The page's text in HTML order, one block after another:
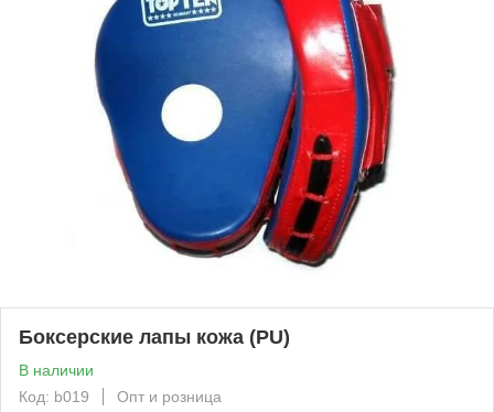
Боксерские лапы кожа (PU)
В наличии
Код: b019
Опт и розница